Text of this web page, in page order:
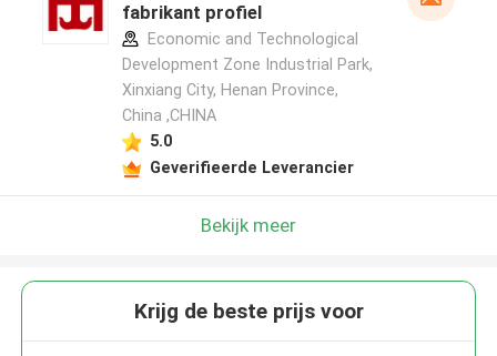
fabrikant profiel
Economic and Technological
Development Zone Industrial Park,
Xinxiang City, Henan Province,
China ,CHINA
5.0
Geverifieerde Leverancier
Bekijk meer
Krijg de beste prijs voor